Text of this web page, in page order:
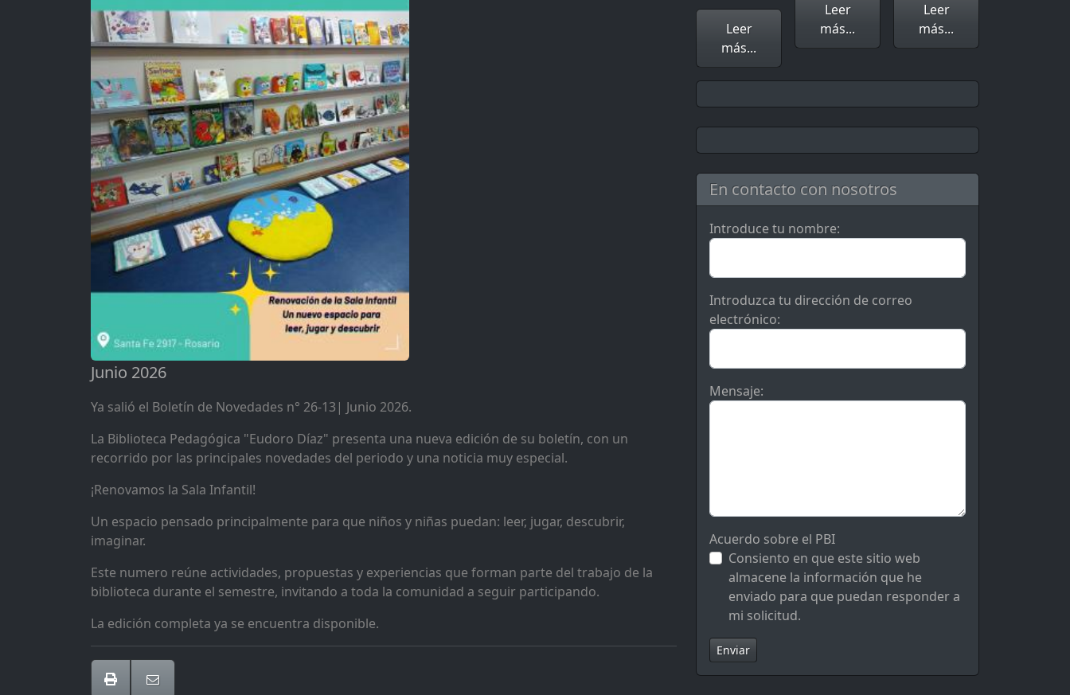
Junio 2026
Ya salió el Boletín de Novedades n° 26-13| Junio 2026.
La Biblioteca Pedagógica "Eudoro Díaz" presenta una nueva edición de su boletín, con un
recorrido por las principales novedades del periodo y una noticia muy especial.
¡Renovamos la Sala Infantil!
Un espacio pensado principalmente para que niños y niñas puedan: leer, jugar, descubrir,
imaginar.
Este numero reúne actividades, propuestas y experiencias que forman parte del trabajo de la
biblioteca durante el semestre, invitando a toda la comunidad a seguir participando.
La edición completa ya se encuentra disponible.
Leer
más...
Leer
más...
Leer
más...
En contacto con nosotros
Introduce tu nombre:
Introduzca tu dirección de correo
electrónico:
Mensaje:
Acuerdo sobre el PBI
Consiento en que este sitio web
almacene la información que he
enviado para que puedan responder a
mi solicitud.